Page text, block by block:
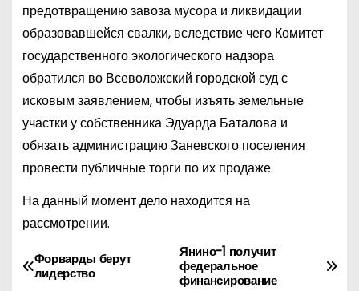
предотвращению завоза мусора и ликвидации
образовавшейся свалки, вследствие чего Комитет
государственного экологического надзора
обратился во Всеволожский городской суд с
исковым заявлением, чтобы изъять земельные
участки у собственника Эдуарда Баталова и
обязать администрацию Заневского поселения
провести публичные торги по их продаже.
На данный момент дело находится на
рассмотрении.
Н
Янино-1 получит
федеральное
финансирование
Форварды берут
лидерство